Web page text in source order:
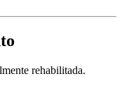
rehabilitada.